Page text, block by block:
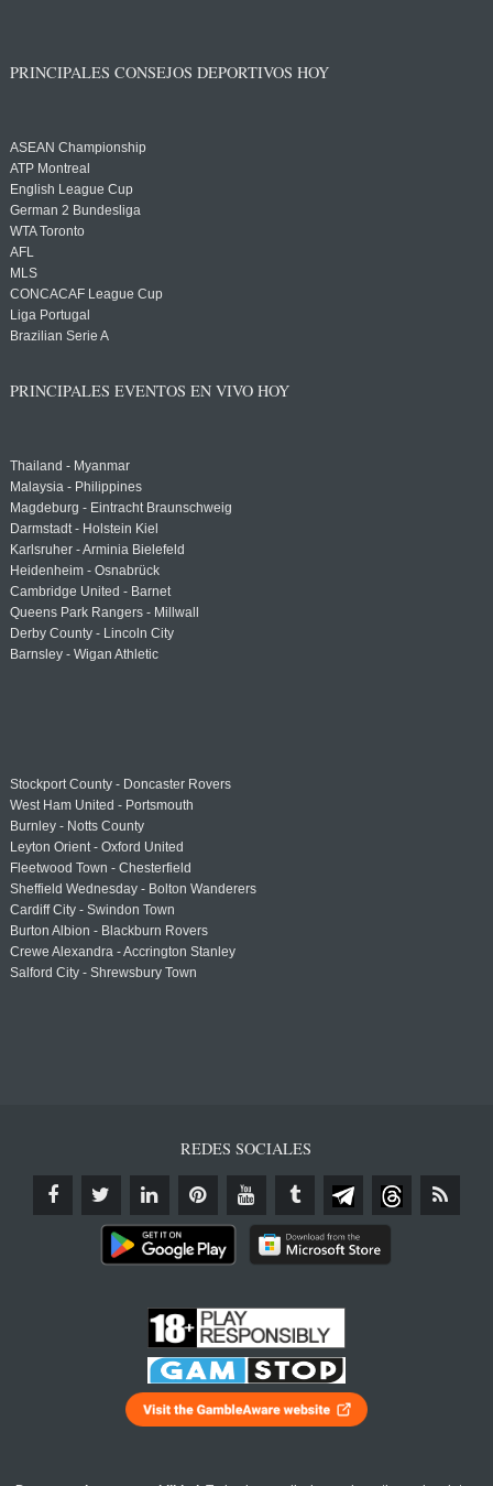
PRINCIPALES CONSEJOS DEPORTIVOS HOY
ASEAN Championship
ATP Montreal
English League Cup
German 2 Bundesliga
WTA Toronto
AFL
MLS
CONCACAF League Cup
Liga Portugal
Brazilian Serie A
PRINCIPALES EVENTOS EN VIVO HOY
Thailand - Myanmar
Malaysia - Philippines
Magdeburg - Eintracht Braunschweig
Darmstadt - Holstein Kiel
Karlsruher - Arminia Bielefeld
Heidenheim - Osnabrück
Cambridge United - Barnet
Queens Park Rangers - Millwall
Derby County - Lincoln City
Barnsley - Wigan Athletic
Stockport County - Doncaster Rovers
West Ham United - Portsmouth
Burnley - Notts County
Leyton Orient - Oxford United
Fleetwood Town - Chesterfield
Sheffield Wednesday - Bolton Wanderers
Cardiff City - Swindon Town
Burton Albion - Blackburn Rovers
Crewe Alexandra - Accrington Stanley
Salford City - Shrewsbury Town
REDES SOCIALES